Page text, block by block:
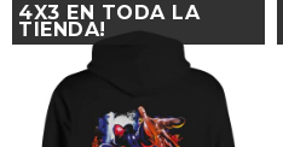
4X3 EN TODA LA
TIENDA!